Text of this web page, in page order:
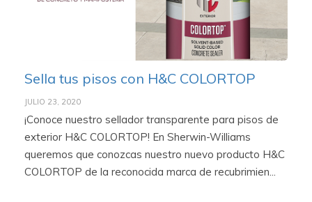
Sella tus pisos con H&C COLORTOP
JULIO 23, 2020
¡Conoce nuestro sellador transparente para pisos de
exterior H&C COLORTOP! En Sherwin-Williams
queremos que conozcas nuestro nuevo producto H&C
COLORTOP de la reconocida marca de recubrimien...